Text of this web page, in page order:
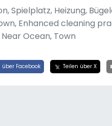
Spielplatz, Heizung,
Enhanced cleaning
Ocean, Town
über Facebook Teilen über X